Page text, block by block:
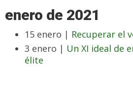
enero de 2021
15 enero | Recuperar el
3 enero | Un XI ideal de
élite